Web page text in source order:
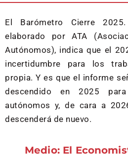
El Barómetro Cierre
elaborado por ATA
Autónomos), indica que el
incertidumbre para los
propia. Y es que el informe
descendido en 2025
autónomos y, de cara a
descenderá de nuevo.
Medio: El